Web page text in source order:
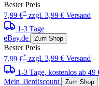
Bester Preis
7,99 €* zzgl. 3,99 € Versand
1-3 Tage
eBay.de
Zum Shop
Bester Preis
7,99 €* zzgl. 3,99 € Versand
1-3 Tage, kostenlos ab 49
Mein Tierdiscount
Zum Shop